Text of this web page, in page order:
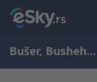
Bušer, Bushehr Airport, Iran (BUZ)